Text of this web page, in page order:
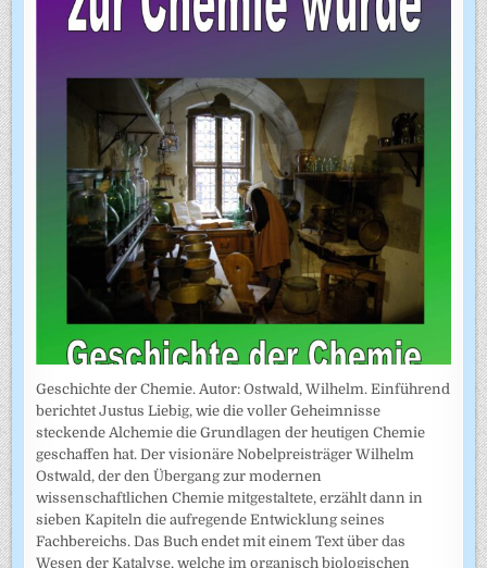
Geschichte der Chemie. Autor: Ostwald, Wilhelm. Einführend
berichtet Justus Liebig, wie die voller Geheimnisse
steckende Alchemie die Grundlagen der heutigen Chemie
geschaffen hat. Der visionäre Nobelpreisträger Wilhelm
Ostwald, der den Übergang zur modernen
wissenschaftlichen Chemie mitgestaltete, erzählt dann in
sieben Kapiteln die aufregende Entwicklung seines
Fachbereichs. Das Buch endet mit einem Text über das
Wesen der Katalyse, welche im organisch biologischen